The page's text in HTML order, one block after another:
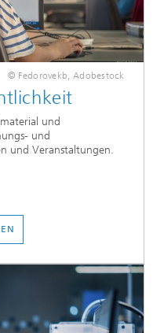
© Fedorovekb, Adobestock
und
und
und Veranstaltungen.